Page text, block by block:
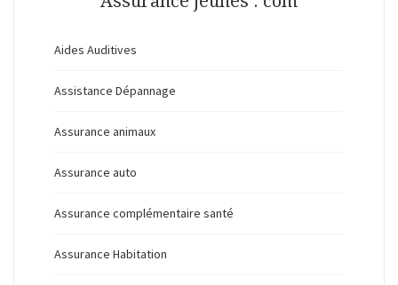
Aides Auditives
Assistance Dépannage
Assurance animaux
Assurance auto
Assurance complémentaire santé
Assurance Habitation